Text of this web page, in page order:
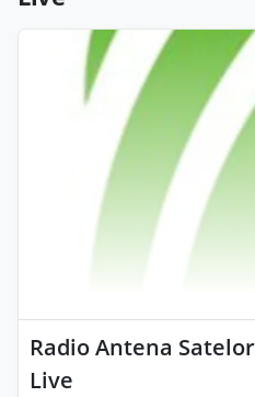
Radio Antena
Live